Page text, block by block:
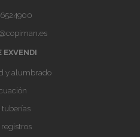
EXVENDI
y alumbrado
tuberías
registros